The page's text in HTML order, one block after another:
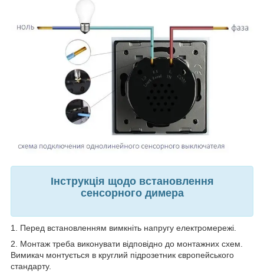
Інструкція щодо встановлення
сенсорного димера
1. Перед встановленням вимкніть напругу електромережі.
2. Монтаж треба виконувати відповідно до монтажних схем.
Вимикач монтується в круглий підрозетник європейського
стандарту.